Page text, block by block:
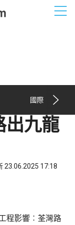
國際
出九龍
23.06.2025 17:18
程影響︰荃灣路